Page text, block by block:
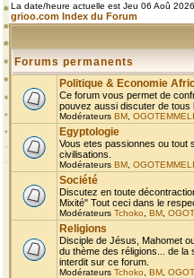
La date/heure actuelle est Jeu 06 Aoû
grioo.com Index du Forum
Forums permanents
Politique & Economie
Ce forum vous permet de
pouvez aussi discuter de tous
Modérateurs BM OGOTEMMELI
Egyptologie
Vous etes passionnes ou tout
civilisations.
Modérateurs BM OGOTEMMELI
Société
Discutez en toute
Mixité" Tout ceci dans le
Modérateurs Tchoko BM
Religions
Disciple de Jésus, Mahomet
du thème des réligions... de la
interdit sur ce forum.
Modérateurs Tchoko BM